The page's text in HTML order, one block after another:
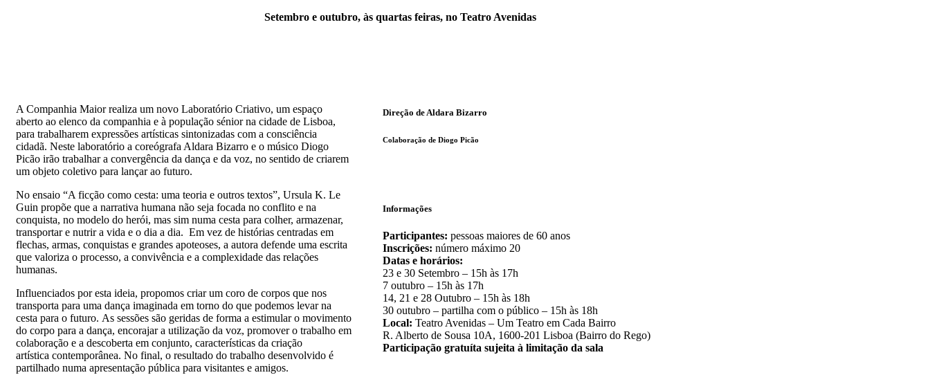
Setembro e outubro, às quartas feiras, no Teatro Avenidas
A Companhia Maior realiza um novo Laboratório Criativo, um espaço
aberto ao elenco da companhia e à população sénior na cidade de Lisboa,
para trabalharem expressões artísticas sintonizadas com a consciência
cidadã. Neste laboratório a coreógrafa Aldara Bizarro e o músico Diogo
Picão irão trabalhar a convergência da dança e da voz, no sentido de criarem
um objeto coletivo para lançar ao futuro.
No ensaio “A ficção como cesta: uma teoria e outros textos”, Ursula K. Le
Guin propõe que a narrativa humana não seja focada no conflito e na
conquista, no modelo do herói, mas sim numa cesta para colher, armazenar,
transportar e nutrir a vida e o dia a dia. Em vez de histórias centradas em
flechas, armas, conquistas e grandes apoteoses, a autora defende uma escrita
que valoriza o processo, a convivência e a complexidade das relações
humanas.
Influenciados por esta ideia, propomos criar um coro de corpos que nos
transporta para uma dança imaginada em torno do que podemos levar na
cesta para o futuro. As sessões são geridas de forma a estimular o movimento
do corpo para a dança, encorajar a utilização da voz, promover o trabalho em
colaboração e a descoberta em conjunto, características da criação
artística contemporânea. No final, o resultado do trabalho desenvolvido é
partilhado numa apresentação pública para visitantes e amigos.
Direção de Aldara Bizarro
Colaboração de Diogo Picão
Informações
Participantes: pessoas maiores de 60 anos
Inscrições: número máximo 20
Datas e horários:
23 e 30 Setembro – 15h às 17h
7 outubro – 15h às 17h
14, 21 e 28 Outubro – 15h às 18h
30 outubro – partilha com o público – 15h às 18h
Local: Teatro Avenidas – Um Teatro em Cada Bairro
R. Alberto de Sousa 10A, 1600-201 Lisboa (Bairro do Rego)
Participação gratuíta sujeita à limitação da sala